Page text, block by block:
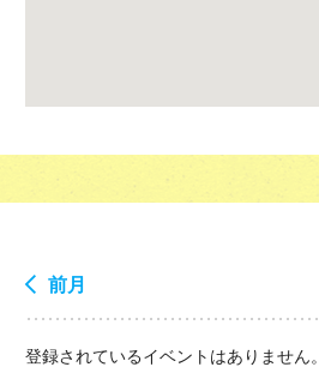
前月
登録されているイベントはありません。